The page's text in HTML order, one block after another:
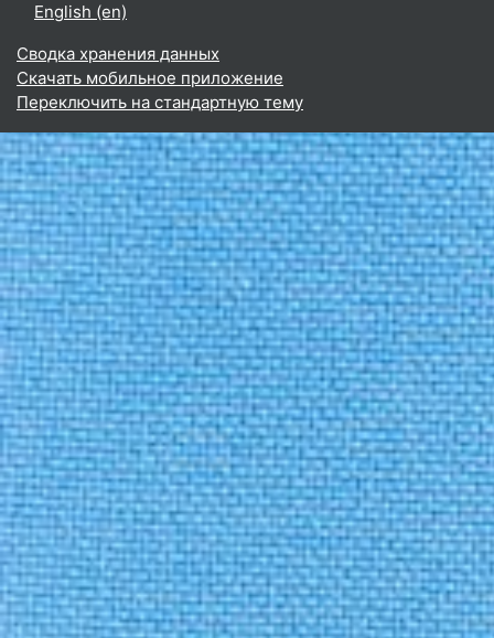
English ‎(en)‎
Сводка хранения данных
Скачать мобильное приложение
Переключить на стандартную тему